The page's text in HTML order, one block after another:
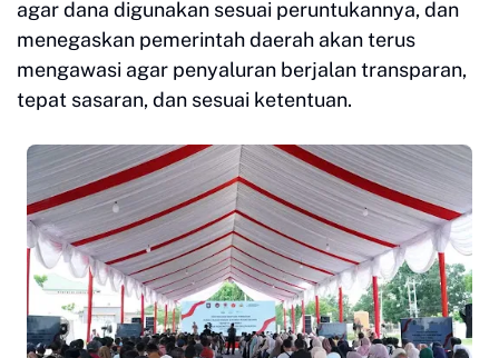
agar dana digunakan sesuai peruntukannya, dan
menegaskan pemerintah daerah akan terus
mengawasi agar penyaluran berjalan transparan,
tepat sasaran, dan sesuai ketentuan.